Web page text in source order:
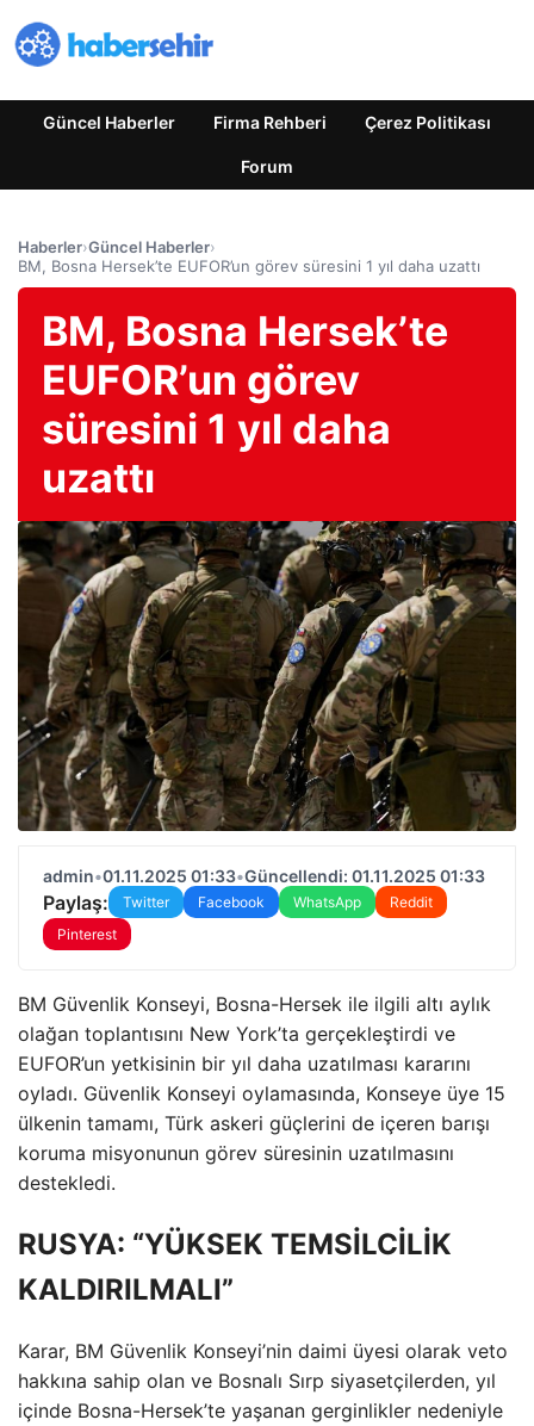
Güncel Haberler Firma Rehberi Çerez Politikası
Forum
Haberler›Güncel Haberler›
BM, Bosna Hersek’te EUFOR’un görev süresini 1 yıl daha uzattı
BM, Bosna Hersek’te
EUFOR’un görev
süresini 1 yıl daha
uzattı
admin•01.11.2025 01:33•Güncellendi: 01.11.2025 01:33
Paylaş: Twitter Facebook WhatsApp
Reddit
Pinterest
BM Güvenlik Konseyi, Bosna-Hersek ile ilgili altı aylık
olağan toplantısını New York’ta gerçekleştirdi ve
EUFOR’un yetkisinin bir yıl daha uzatılması kararını
oyladı. Güvenlik Konseyi oylamasında, Konseye üye 15
ülkenin tamamı, Türk askeri güçlerini de içeren barışı
koruma misyonunun görev süresinin uzatılmasını
destekledi.
RUSYA: “YÜKSEK TEMSİLCİLİK
KALDIRILMALI”
Karar, BM Güvenlik Konseyi’nin daimi üyesi olarak veto
hakkına sahip olan ve Bosnalı Sırp siyasetçilerden, yıl
içinde Bosna-Hersek’te yaşanan gerginlikler nedeniyle